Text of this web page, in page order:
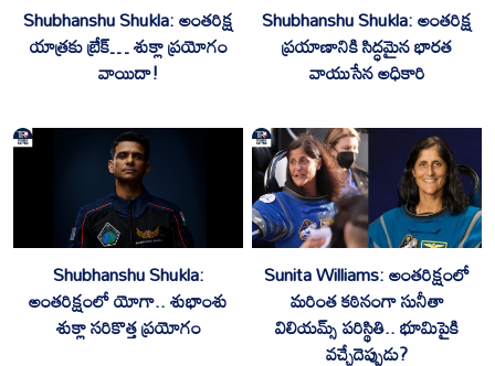
Shubhanshu Shukla: అంతరిక్ష
యాత్రకు బ్రేక్… శుక్లా ప్రయోగం
వాయిదా!
Shubhanshu Shukla: అంతరిక్ష
ప్రయాణానికి సిద్ధమైన భారత
వాయుసేన అధికారి
Shubhanshu Shukla:
అంతరిక్షంలో యోగా.. శుభాంశు
శుక్లా సరికొత్త ప్రయోగం
Sunita Williams: అంతరిక్షంలో
మరింత కఠినంగా సునీతా
విలియమ్స్ పరిస్థితి.. భూమిపైకి
వచ్చేదెప్పుడు?